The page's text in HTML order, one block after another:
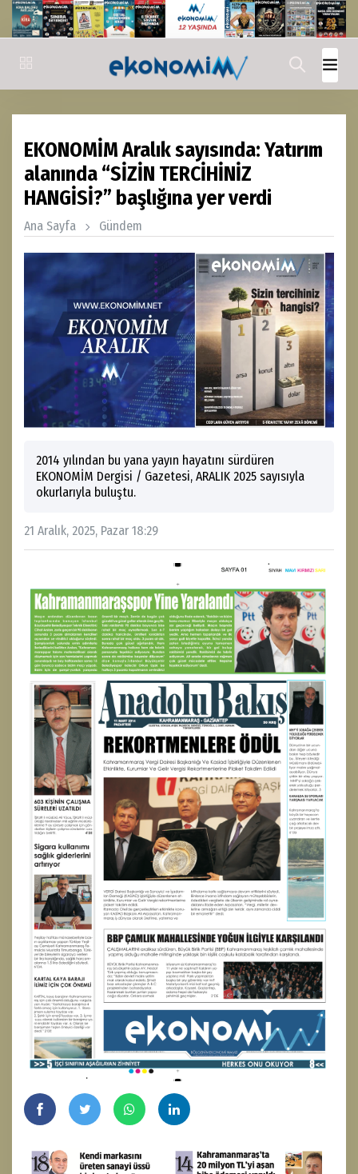
EKONOMİM Aralık sayısında: Yatırım
alanında “SİZİN TERCİHİNİZ
HANGİSİ?” başlığına yer verdi
Ana Sayfa Gündem
2014 yılından bu yana yayın hayatını sürdüren
EKONOMİM Dergisi / Gazetesi, ARALIK 2025 sayısıyla
okurlarıyla buluştu.
21 Aralık, 2025, Pazar 18:29